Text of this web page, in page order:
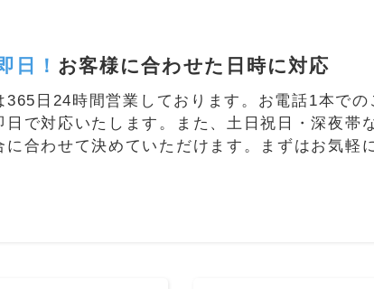
日！ お客様に合わせた日時に対応
365日24時間営業しております。お電話1本での
で対応いたします。また、土日祝日・深夜帯
に合わせて決めていただけます。まずはお気軽